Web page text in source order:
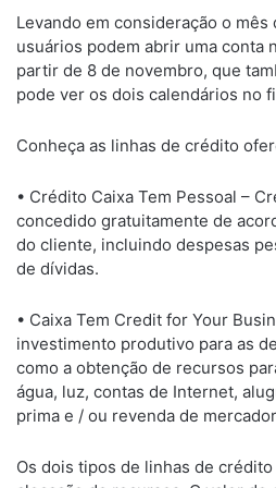
Levando em consideração o
usuários podem abrir uma conta
partir de 8 de novembro, que
pode ver os dois calendários no
Conheça as linhas de crédito
• Crédito Caixa Tem Pessoal –
concedido gratuitamente de
do cliente, incluindo despesas
de dívidas.
• Caixa Tem Credit for Your
investimento produtivo para as
como a obtenção de recursos
água, luz, contas de Internet,
prima e / ou revenda de
Os dois tipos de linhas de